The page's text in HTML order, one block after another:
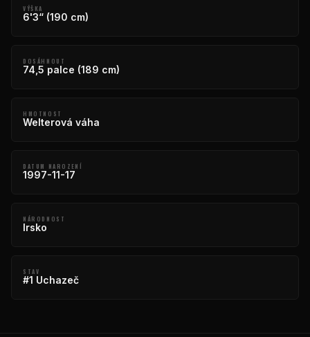
VÝŠKA
6'3“ (190 cm)
DOSÁHNOUT
74,5 palce (189 cm)
HMOTNOST
Welterová váha
DATUM NAROZENÍ
1997-11-17
NÁRODNOST
Irsko
STAV
#1 Uchazeč